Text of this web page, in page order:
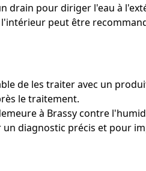
drain pour diriger l'eau à
peut être
de les traiter avec un
le traitement.
à Brassy contre
diagnostic précis et pour